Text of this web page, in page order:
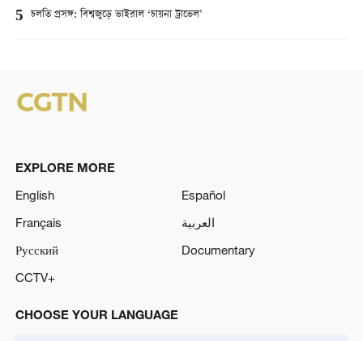
5 চলতি প্রসঙ্গ: বিশ্বজুড়ে ভাইরাল ‘চায়না ট্রাভেল’
EXPLORE MORE
English
Español
Français
العربية
Русский
Documentary
CCTV+
CHOOSE YOUR LANGUAGE